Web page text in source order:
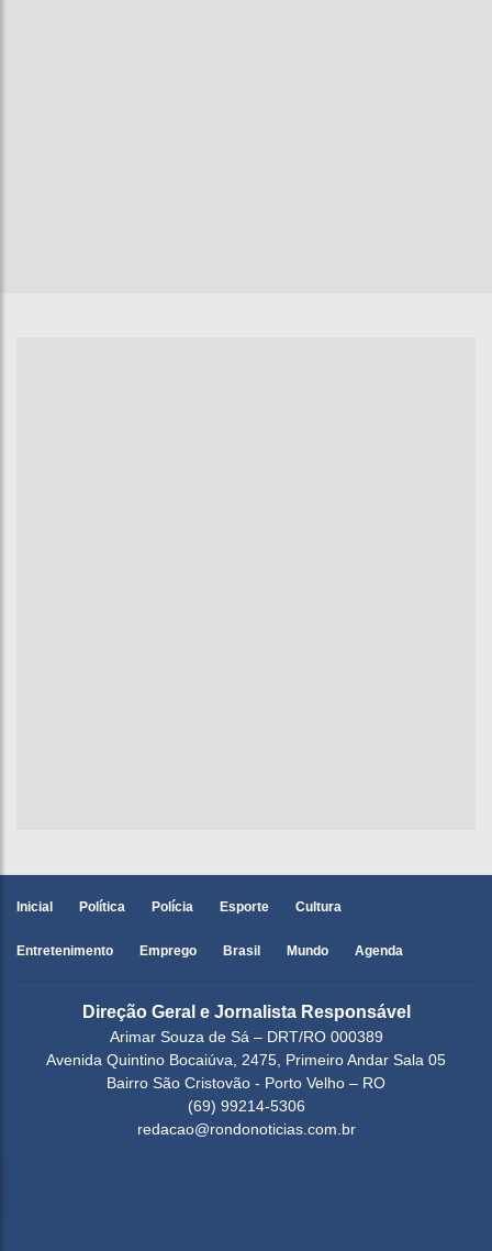
Inicial Política Polícia Esporte Cultura
Entretenimento Emprego Brasil Mundo Agenda
Direção Geral e Jornalista Responsável
Arimar Souza de Sá – DRT/RO 000389
Avenida Quintino Bocaiúva, 2475, Primeiro Andar Sala 05
Bairro São Cristovão - Porto Velho – RO
(69) 99214-5306
redacao@rondonoticias.com.br